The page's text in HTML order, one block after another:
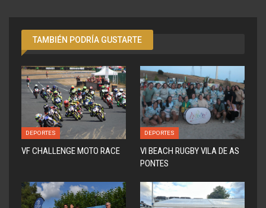
TAMBIÉN PODRÍA GUSTARTE
DEPORTES
VF CHALLENGE MOTO RACE
DEPORTES
VI BEACH RUGBY VILA DE AS
PONTES